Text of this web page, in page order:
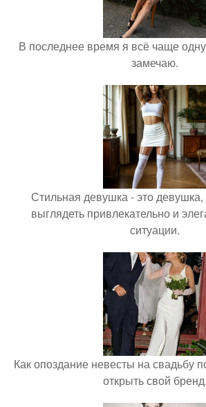
В последнее время я всё чаще
замечаю.
Стильная девушка - это девушка,
выглядеть привлекательно и
ситуации.
Как опоздание невесты на свадьбу
открыть свой бренд.